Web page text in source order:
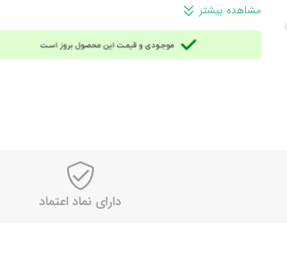
قابل شستشو در ظرفشویی
غیرقابل استفاده در فر یا مایکروویو
مشاهده بیشتر
دارای نماد اعتماد